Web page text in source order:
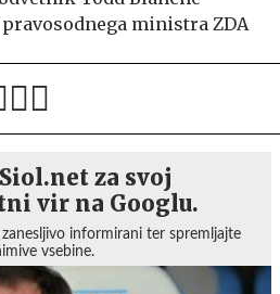
ministra ZDA
za svoj
vir na Googlu.
informirani ter spremljajte
vsebine.